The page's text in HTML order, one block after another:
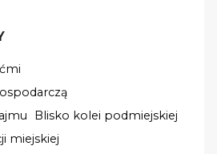
Blisko kolei podmiejskiej
miejskiej